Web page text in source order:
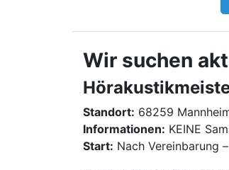
Wir suchen
Standort: 68259
Informationen: KEINE
Start: Nach Vereinbarung